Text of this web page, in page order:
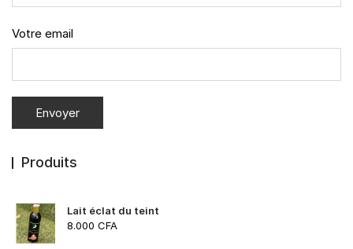
Votre email
Produits
Lait éclat du teint
8.000 CFA